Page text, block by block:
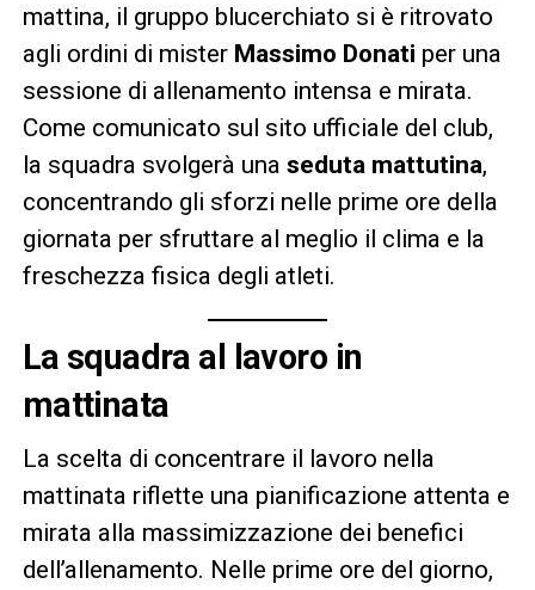
mattina, il gruppo blucerchiato si è ritrovato
agli ordini di mister Massimo Donati per una
sessione di allenamento intensa e mirata.
Come comunicato sul sito ufficiale del club,
la squadra svolgerà una seduta mattutina,
concentrando gli sforzi nelle prime ore della
giornata per sfruttare al meglio il clima e la
freschezza fisica degli atleti.
La squadra al lavoro in
mattinata
La scelta di concentrare il lavoro nella
mattinata riflette una pianificazione attenta e
mirata alla massimizzazione dei benefici
dell’allenamento. Nelle prime ore del giorno,